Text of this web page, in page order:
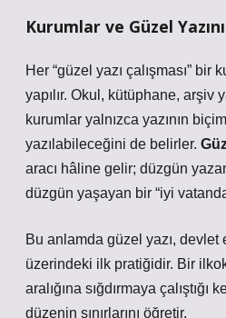
Kurumlar ve Güzel
Her “güzel yazı çalışması” bir
yapılır. Okul, kütüphane,
kurumlar yalnızca yazının
yazılabileceğini de belirler.
aracı hâline gelir; düzgün
düzgün yaşayan bir “iyi
Bu anlamda güzel yazı,
üzerindeki ilk pratiğidir. Bir
aralığına sığdırmaya çalıştığı
düzenin sınırlarını öğretir.